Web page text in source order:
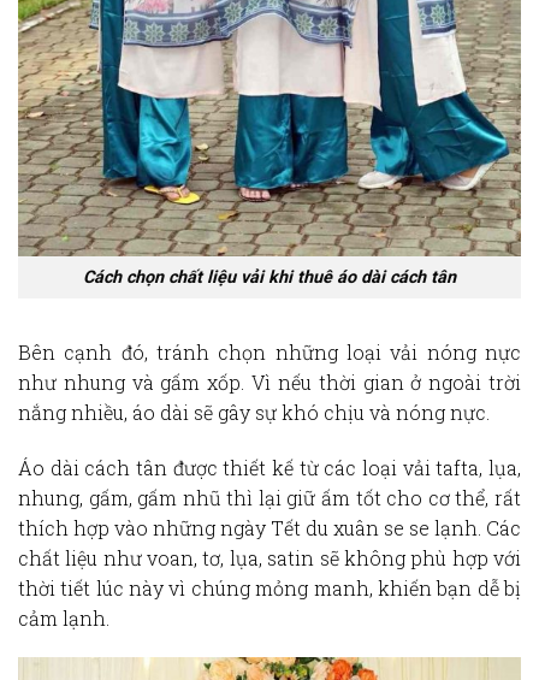
Cách chọn chất liệu vải khi thuê áo dài cách tân
Bên cạnh đó, tránh chọn những loại vải nóng nực
như nhung và gấm xốp. Vì nếu thời gian ở ngoài trời
nắng nhiều, áo dài sẽ gây sự khó chịu và nóng nực.
Áo dài cách tân được thiết kế từ các loại vải tafta, lụa,
nhung, gấm, gấm nhũ thì lại giữ ấm tốt cho cơ thể, rất
thích hợp vào những ngày Tết du xuân se se lạnh. Các
chất liệu như voan, tơ, lụa, satin sẽ không phù hợp với
thời tiết lúc này vì chúng mỏng manh, khiến bạn dễ bị
cảm lạnh.